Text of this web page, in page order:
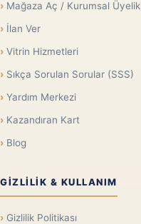
Mağaza Aç / Kurumsal Üyelik
İlan Ver
Vitrin Hizmetleri
Sıkça Sorulan Sorular (SSS)
Yardım Merkezi
Kazandıran Kart
Blog
GIZLILIK & KULLANIM
Gizlilik Politikası